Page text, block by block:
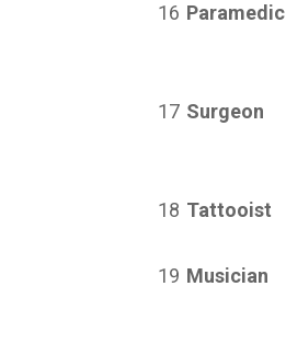
16 Paramedic
17 Surgeon
18 Tattooist
19 Musician